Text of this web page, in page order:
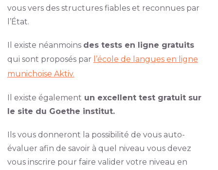
vous vers des structures fiables et reconnues par
l’État.
Il existe néanmoins des tests en ligne gratuits
qui sont proposés par l’école de langues en ligne
munichoise Aktiv.
Il existe également un excellent test gratuit sur
le site du Goethe institut.
Ils vous donneront la possibilité de vous auto-
évaluer afin de savoir à quel niveau vous devez
vous inscrire pour faire valider votre niveau en